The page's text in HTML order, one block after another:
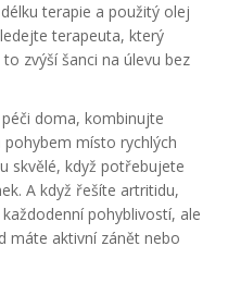
terapie a použitý olej
terapeuta, který
zvýší šanci na úlevu bez
doma, kombinujte
místo rychlých
skvělé, když potřebujete
A když řešíte artritidu,
pohyblivostí, ale
máte aktivní zánět nebo